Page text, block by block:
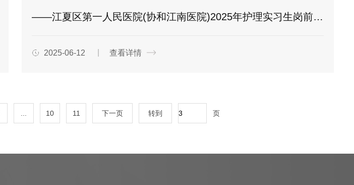
——江夏区第一人民医院(协和江南医院)2025年护理实习生岗前培训圆满完成
2025-06-12 查看详情
10 11 下一页 转到 页